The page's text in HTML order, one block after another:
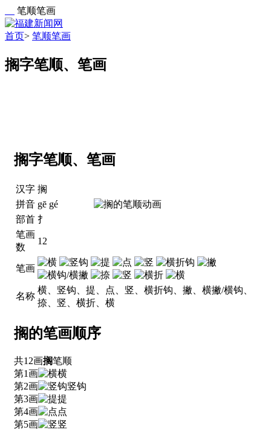
笔顺笔画
首页> 笔顺笔画
搁字笔顺、笔画
搁字笔顺、笔画
汉字 搁
拼音 gē gé
部首 扌
笔画
数
12
笔画
名称
横、竖钩、提、点、竖、横折钩、撇、横撇/横钩、
捺、竖、横折、横
搁的笔画顺序
共12画搁笔顺
第1画
横
第2画
竖钩
第3画
提
第4画
点
第5画
竖